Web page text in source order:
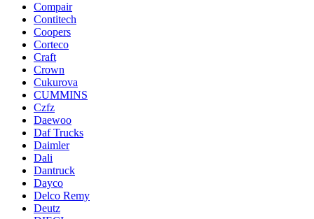
Compair
Contitech
Coopers
Corteco
Craft
Crown
Cukurova
CUMMINS
Czfz
Daewoo
Daf Trucks
Daimler
Dali
Dantruck
Dayco
Delco Remy
Deutz